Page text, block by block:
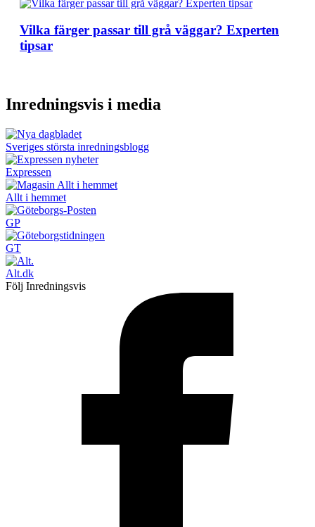
Vilka färger passar till grå väggar? Experten
tipsar
Inredningsvis i media
Sveriges största inredningsblogg
Expressen
Allt i hemmet
GP
GT
Alt.dk
Följ Inredningsvis